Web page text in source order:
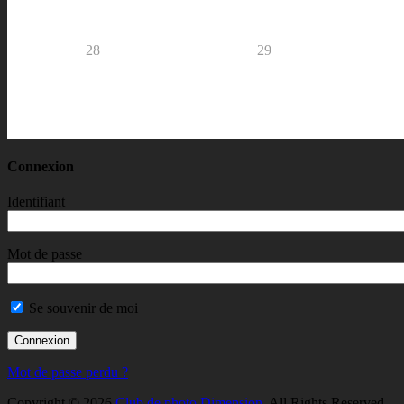
28 29
Connexion
Identifiant
Mot de passe
Se souvenir de moi
Mot de passe perdu ?